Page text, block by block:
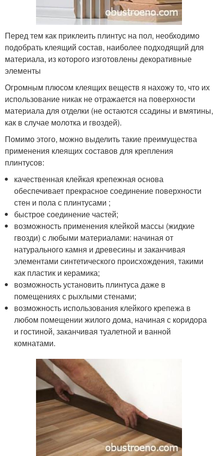
Перед тем как приклеить плинтус на пол, необходимо
подобрать клеящий состав, наиболее подходящий для
материала, из которого изготовлены декоративные
элементы
Огромным плюсом клеящих веществ я нахожу то, что их
использование никак не отражается на поверхности
материала для отделки (не остаются ссадины и вмятины,
как в случае молотка и гвоздей).
Помимо этого, можно выделить такие преимущества
применения клеящих составов для крепления
плинтусов:
качественная клейкая крепежная основа
обеспечивает прекрасное соединение поверхности
стен и пола с плинтусами ;
быстрое соединение частей;
возможность применения клейкой массы (жидкие
гвозди) с любыми материалами: начиная от
натурального камня и древесины и заканчивая
элементами синтетического происхождения, такими
как пластик и керамика;
возможность установить плинтуса даже в
помещениях с рыхлыми стенами;
возможность использования клейкого крепежа в
любом помещении жилого дома, начиная с коридора
и гостиной, заканчивая туалетной и ванной
комнатами.